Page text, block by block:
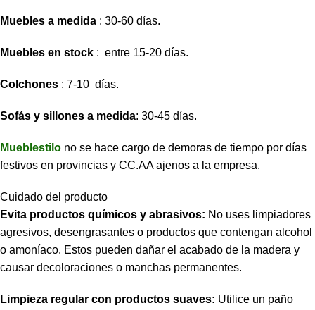
Muebles a medida : 30-60 días.
Muebles en stock : entre 15-20 días.
Colchones : 7-10 días.
Sofás y sillones a medida: 30-45 días.
Mueblestilo no se hace cargo de demoras de tiempo por días
festivos en provincias y CC.AA ajenos a la empresa.
Cuidado del producto
Evita productos químicos y abrasivos: No uses limpiadores
agresivos, desengrasantes o productos que contengan alcohol
o amoníaco. Estos pueden dañar el acabado de la madera y
causar decoloraciones o manchas permanentes.
Limpieza regular con productos suaves: Utilice un paño